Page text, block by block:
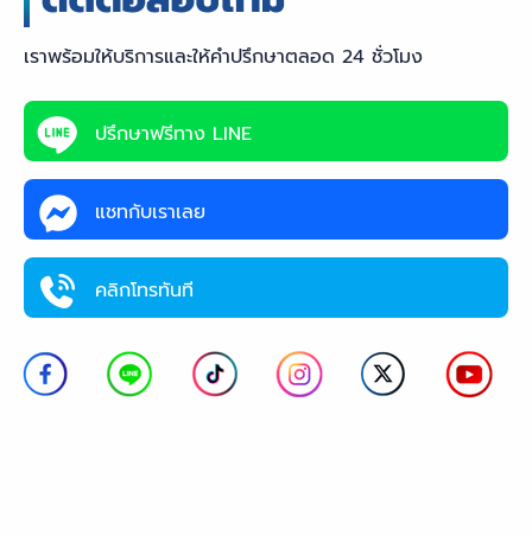
เราพร้อมให้บริการและให้คำปรึกษาตลอด 24 ชั่วโมง
ปรึกษาฟรีทาง LINE
แชทกับเราเลย
คลิกโทรทันที